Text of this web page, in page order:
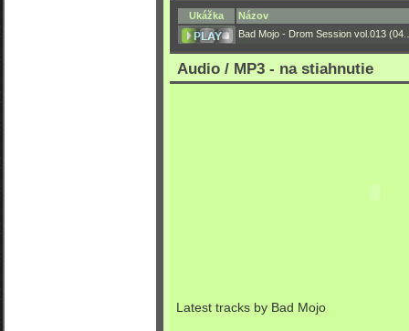
Ukážka
Názov
Bad Mojo - Drom Session vol.013
Audio / MP3 - na stiahnutie
Latest tracks by Bad Mojo